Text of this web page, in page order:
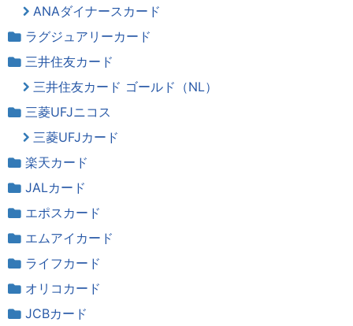
ANAダイナースカード
ラグジュアリーカード
三井住友カード
三井住友カード ゴールド（NL）
三菱UFJニコス
三菱UFJカード
楽天カード
JALカード
エポスカード
エムアイカード
ライフカード
オリコカード
JCBカード